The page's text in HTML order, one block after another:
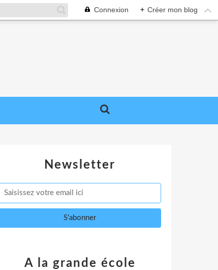
Connexion + Créer mon blog
Newsletter
A la grande école